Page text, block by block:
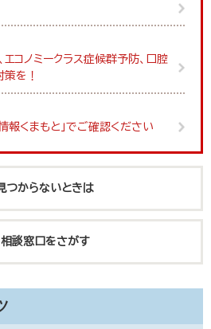
コノミークラス症候群予防、口腔
策を！
報くまもと」でご確認ください
つからないときは
相談窓口をさがす